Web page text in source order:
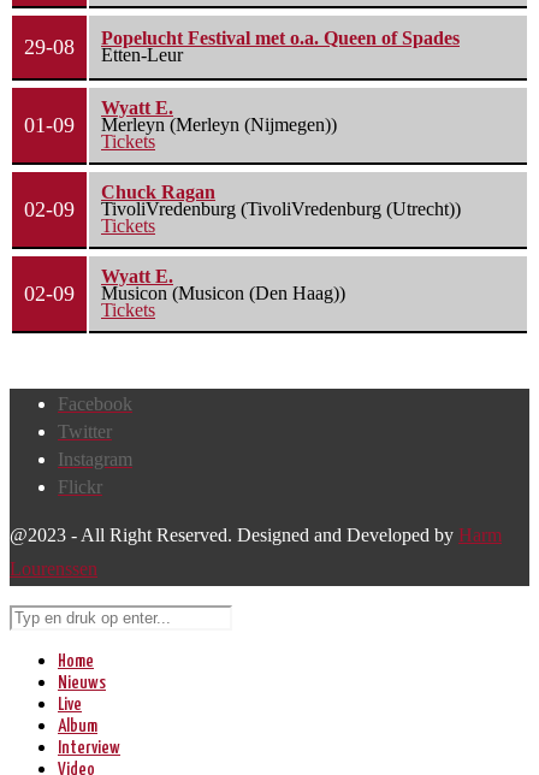
29-08
Popelucht Festival met o.a. Queen of Spades
Etten-Leur
01-09
Wyatt E.
Merleyn (Merleyn (Nijmegen))
Tickets
02-09
Chuck Ragan
TivoliVredenburg (TivoliVredenburg (Utrecht))
Tickets
02-09
Wyatt E.
Musicon (Musicon (Den Haag))
Tickets
Facebook
Twitter
Instagram
Flickr
@2023 - All Right Reserved. Designed and Developed by Harm
Lourenssen
Home
Nieuws
Live
Album
Interview
Video